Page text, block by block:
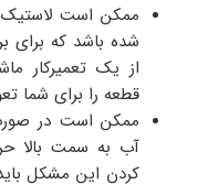
ممکن است
شده باشد که برای
از یک تعمیرکار
قطعه را برای شما
ممکن است در
آب به سمت بالا
کردن این مشکل